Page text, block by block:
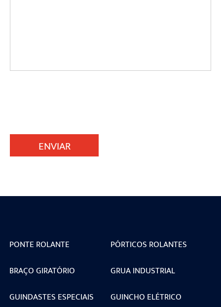
ENVIAR
PONTE ROLANTE
PÓRTICOS ROLANTES
BRAÇO GIRATÓRIO
GRUA INDUSTRIAL
GUINDASTES ESPECIAIS
GUINCHO ELÉTRICO